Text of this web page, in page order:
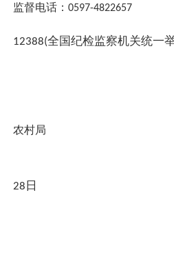
监督电话： 0597-4822657
12388(全国纪检监察机关统一
农村局
28 日